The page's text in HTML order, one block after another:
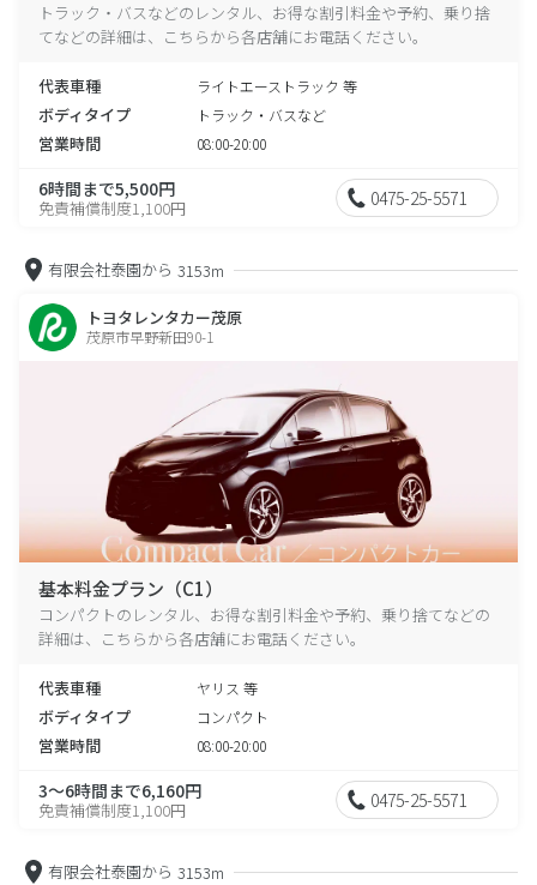
トラック・バスなどのレンタル、お得な割引料金や予約、乗り捨
てなどの詳細は、こちらから各店舗にお電話ください。
代表車種 ライトエーストラック 等
ボディタイプ トラック・バスなど
営業時間 08:00-20:00
6時間まで5,500円
免責補償制度1,100円 0475-25-5571
有限会社泰園から 3153m
トヨタレンタカー茂原
茂原市早野新田90-1
基本料金プラン（C1）
コンパクトのレンタル、お得な割引料金や予約、乗り捨てなどの
詳細は、こちらから各店舗にお電話ください。
代表車種 ヤリス 等
ボディタイプ コンパクト
営業時間 08:00-20:00
3～6時間まで6,160円
免責補償制度1,100円 0475-25-5571
有限会社泰園から 3153m